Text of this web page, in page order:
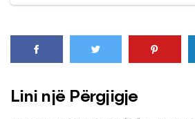
Lini një Përgjigje